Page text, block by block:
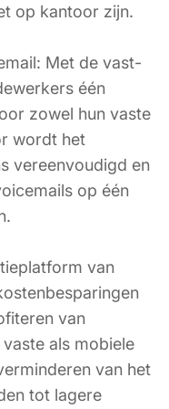
op kantoor zijn.
Met de vast-
één
zowel hun vaste
wordt het
vereenvoudigd en
op één
van
van
als mobiele
van het
tot lagere